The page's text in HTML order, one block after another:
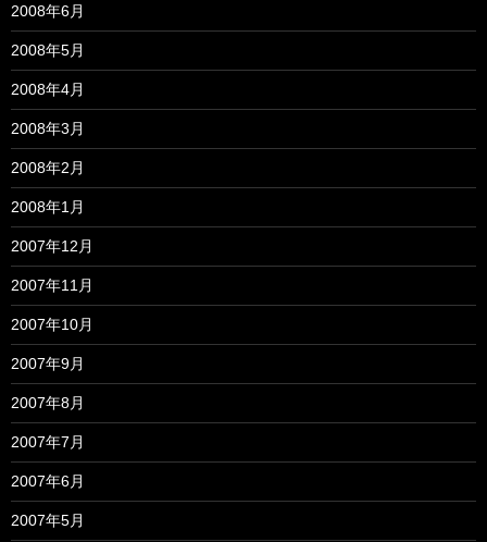
2008年6月
2008年5月
2008年4月
2008年3月
2008年2月
2008年1月
2007年12月
2007年11月
2007年10月
2007年9月
2007年8月
2007年7月
2007年6月
2007年5月